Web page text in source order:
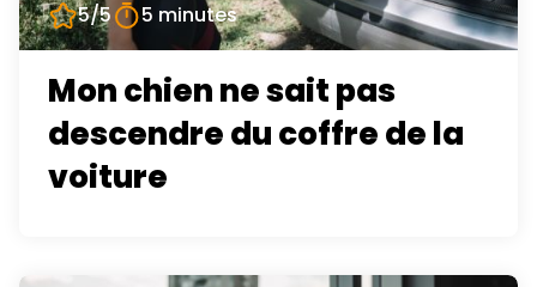
5/5
5 minutes
Mon chien ne sait pas
descendre du coffre de la
voiture